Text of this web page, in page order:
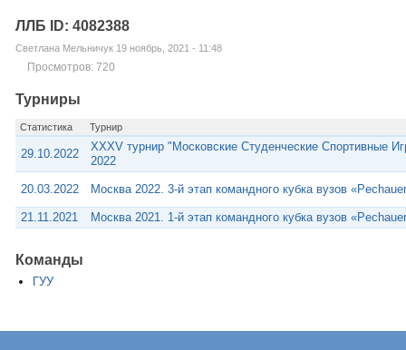
ЛЛБ ID: 4082388
Светлана Мельничук 19 ноябрь, 2021 - 11:48
Просмотров: 720
Турниры
Статистика Турнир
29.10.2022
XXXV турнир "Московские Студенческие Спортивные
2022
20.03.2022 Москва 2022. 3-й этап командного кубка вузов
21.11.2021 Москва 2021. 1-й этап командного кубка вузов
Команды
ГУУ